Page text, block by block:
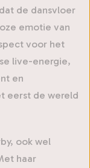
de dansvloer
emotie van
voor het
live-energie,
en
eerst de wereld
ook wel
haar